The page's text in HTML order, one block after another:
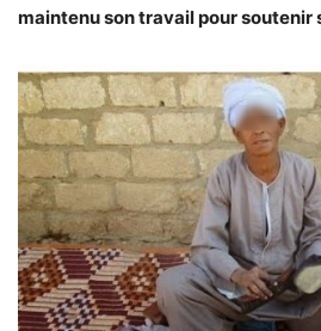
maintenu son travail pour soutenir